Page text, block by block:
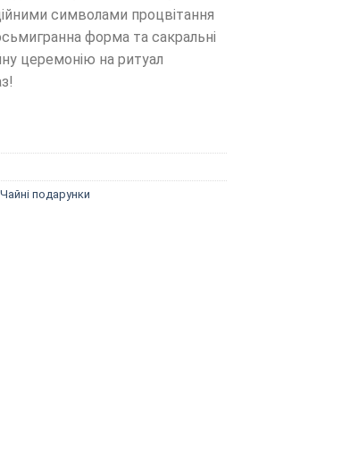
символами процвітання
форма та сакральні
церемонію на ритуал
Чайні подарунки